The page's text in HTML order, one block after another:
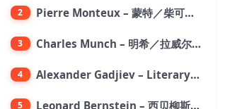
2 Pierre Monteux – 蒙特／柴可夫斯基：第六交响曲【176.4kHz／24bit】
3 Charles Munch – 明希／拉威尔：波莱罗舞曲【176.4kHz／24bit】
4 Alexander Gadjiev – Literary Fantasies【FLAC 192】
5 Leonard Bernstein – 西贝柳斯：芬兰颂／格里格：培尔·金特组曲【44.1kHz／24bit】